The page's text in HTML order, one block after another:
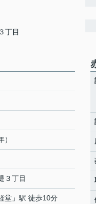
３丁目
３丁目
堂 」駅 徒歩10分